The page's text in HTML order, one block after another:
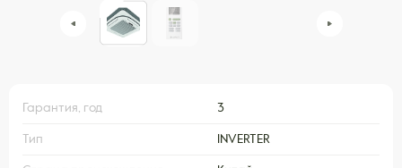
Гарантия, год 3
Тип INVERTER